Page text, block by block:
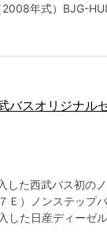
年式）BJG-
バスオリジナル
た西武バス初の
Ｅ）ノンステップバ
た日産ディーゼ